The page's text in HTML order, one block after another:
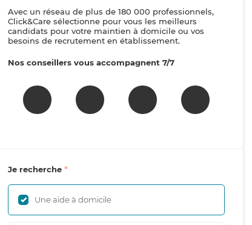
Avec un réseau de plus de 180 000 professionnels,
Click&Care sélectionne pour vous les meilleurs
candidats pour votre maintien à domicile ou vos
besoins de recrutement en établissement.
Nos conseillers vous accompagnent 7/7
Je recherche
Une aide à domicile